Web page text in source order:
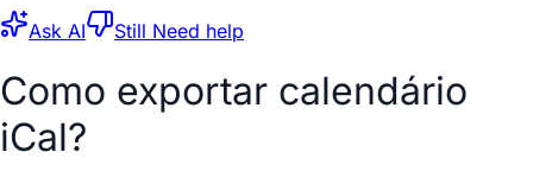
Ask AI Still Need help
Como exportar calendário
iCal?